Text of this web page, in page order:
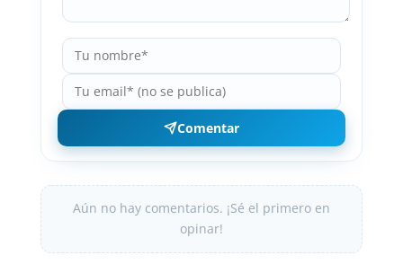
Comentar
Aún no hay comentarios. ¡Sé el primero en
opinar!